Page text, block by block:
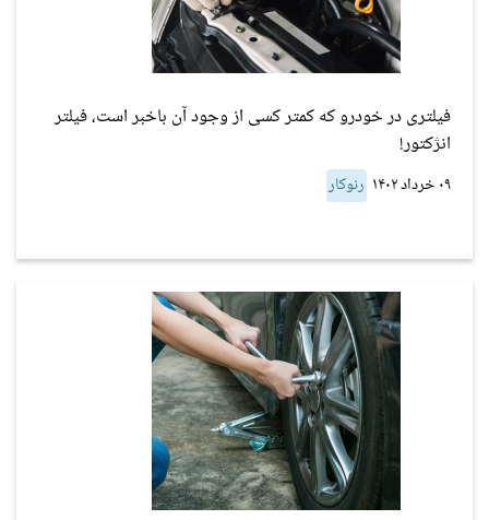
فیلتری در خودرو که کمتر کسی از وجود آن باخبر است، فیلتر
انژکتور!
۰۹ خرداد ۱۴۰۲ رنوکار